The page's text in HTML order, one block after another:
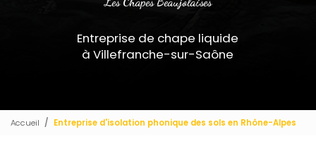
Entreprise de chape liquide
à Villefranche-sur-Saône
Accueil Entreprise d'isolation phonique des sols en Rhône-Alpes